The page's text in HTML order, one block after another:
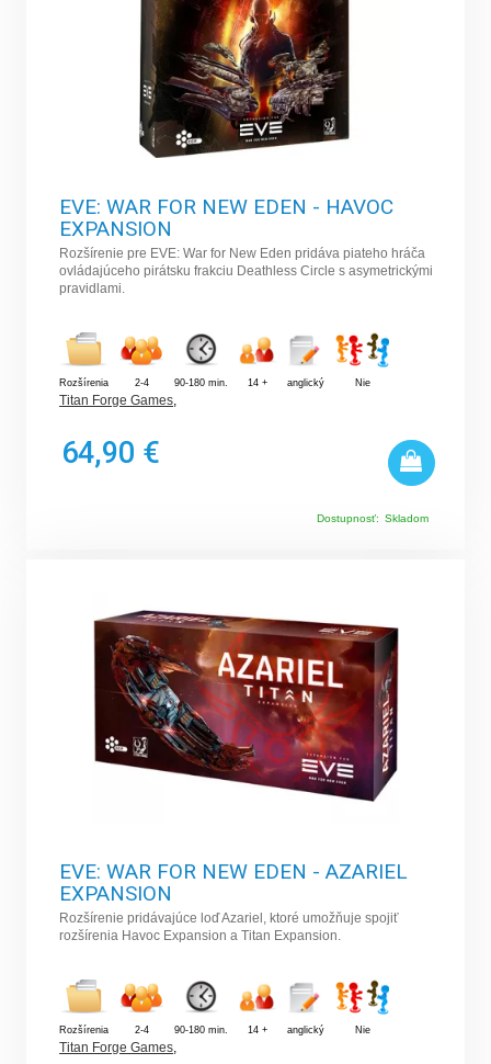
EVE: WAR FOR NEW EDEN - HAVOC
EXPANSION
Rozšírenie pre EVE: War for New Eden pridáva piateho hráča
ovládajúceho pirátsku frakciu Deathless Circle s asymetrickými
pravidlami.
Rozšírenia 2-4 90-180 min. 14 + anglický Nie
Titan Forge Games,
64,90 €
Dostupnosť: Skladom
EVE: WAR FOR NEW EDEN - AZARIEL
EXPANSION
Rozšírenie pridávajúce loď Azariel, ktoré umožňuje spojiť
rozšírenia Havoc Expansion a Titan Expansion.
Rozšírenia 2-4 90-180 min. 14 + anglický Nie
Titan Forge Games